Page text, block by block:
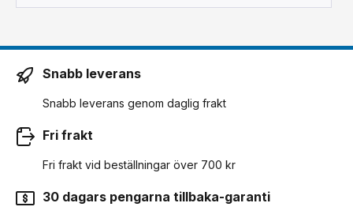
Snabb leverans
Snabb leverans genom daglig frakt
Fri frakt
Fri frakt vid beställningar över 700 kr
30 dagars pengarna tillbaka-garanti